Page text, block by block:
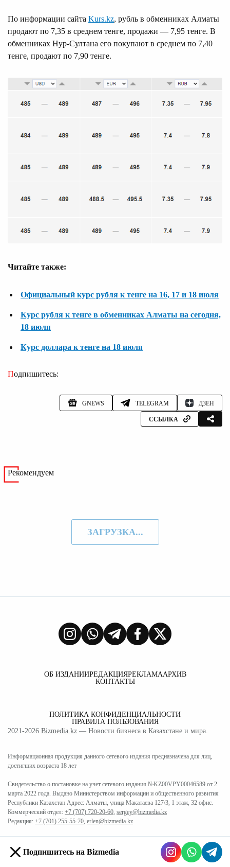
По информации сайта Kurs.kz, рубль в обменниках Алматы
продают по 7,35 в среднем тенге, продажи — 7,95 тенге. В
обменниках Нур-Султана его покупают в среднем по 7,40
тенге, продают по 7,90 тенге.
Читайте также:
Официальный курс рубля к тенге на 16, 17 и 18 июля
Курс рубля к тенге в обменниках Алматы на сегодня,
18 июля
Курс доллара к тенге на 18 июля
Подпишитесь:
GNEWS TELEGRAM ДЗЕН
ССЫЛКА
Рекомендуем
ЗАГРУЗКА...
ОБ ИЗДАНИИРЕДАКЦИЯРЕКЛАМААРХИВ
КОНТАКТЫ
ПОЛИТИКА КОНФИДЕНЦИАЛЬНОСТИ
ПРАВИЛА ПОЛЬЗОВАНИЯ
2021-2026 Bizmedia.kz — Новости бизнеса в Казахстане и мира.
Информационная продукция данного сетевого издания предназначена для лиц,
достигших возраста 18 лет
Свидетельство о постановке на учет сетевого издания №KZ00VPY00046589 от 2
марта 2022 года. Выдано Министерством информации и общественного развития
Республики Казахстан Адрес: Алматы, улица Макатаева 127/3, 1 этаж, 32 офис.
Коммерческий отдел: +7 (707) 720-20-60 sergey@bizmedia.kz
Редакция: +7 (701) 255-55-70 erlen@bizmedia.kz
Подпишитесь на Bizmedia